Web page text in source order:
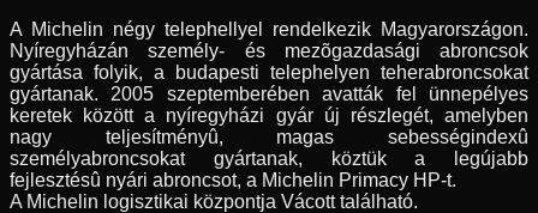
A Michelin négy telephellyel rendelkezik Magyarországon.
Nyíregyházán személy- és mezõgazdasági abroncsok
gyártása folyik, a budapesti telephelyen teherabroncsokat
gyártanak. 2005 szeptemberében avatták fel ünnepélyes
keretek között a nyíregyházi gyár új részlegét, amelyben
nagy teljesítményû, magas sebességindexû
személyabroncsokat gyártanak, köztük a legújabb
fejlesztésû nyári abroncsot, a Michelin Primacy HP-t.
A Michelin logisztikai központja Vácott található.